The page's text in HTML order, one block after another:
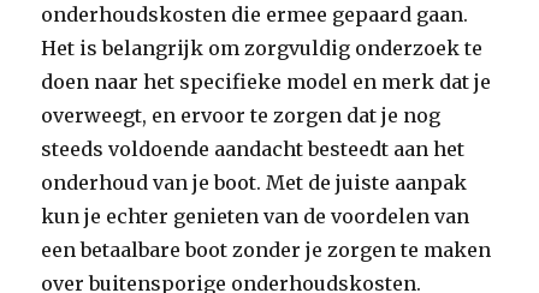
onderhoudskosten die ermee gepaard gaan.
Het is belangrijk om zorgvuldig onderzoek te
doen naar het specifieke model en merk dat je
overweegt, en ervoor te zorgen dat je nog
steeds voldoende aandacht besteedt aan het
onderhoud van je boot. Met de juiste aanpak
kun je echter genieten van de voordelen van
een betaalbare boot zonder je zorgen te maken
over buitensporige onderhoudskosten.